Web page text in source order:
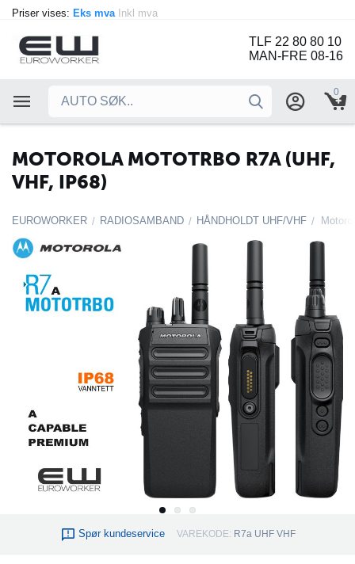
Priser vises: Eks mva Inkl mva
TLF 22 80 80 10
MAN-FRE 08-16
0
MOTOROLA MOTOTRBO R7A (UHF,
VHF, IP68)
EUROWORKER / RADIOSAMBAND / HÅNDHOLDT UHF/VHF /
Spør kundeservice VAREKODE: R7a UHF VHF